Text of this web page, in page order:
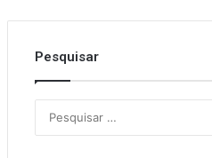
Pesquisar